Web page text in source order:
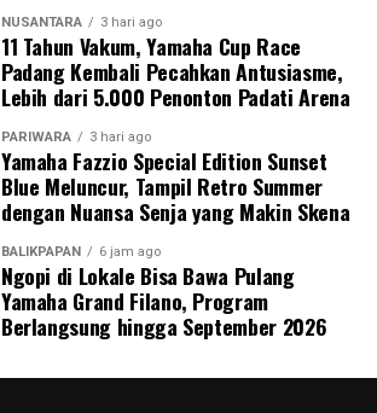
NUSANTARA 3 hari ago
11 Tahun Vakum, Yamaha Cup Race
Padang Kembali Pecahkan Antusiasme,
Lebih dari 5.000 Penonton Padati Arena
PARIWARA 3 hari ago
Yamaha Fazzio Special Edition Sunset
Blue Meluncur, Tampil Retro Summer
dengan Nuansa Senja yang Makin Skena
BALIKPAPAN 6 jam ago
Ngopi di Lokale Bisa Bawa Pulang
Yamaha Grand Filano, Program
Berlangsung hingga September 2026